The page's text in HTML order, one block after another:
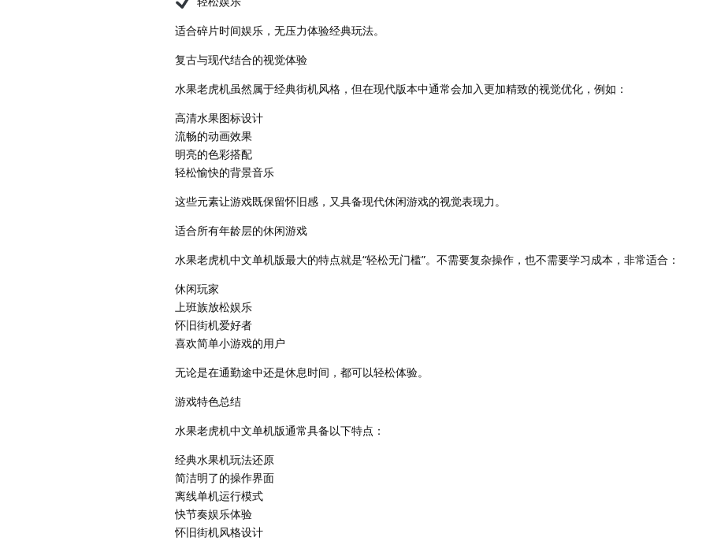
适合碎片时间娱乐，无压力体验经典玩法。
复古与现代结合的视觉体验
水果老虎机虽然属于经典街机风格，但在现代版本中通常会加入更加精致的视觉优化，例如：
高清水果图标设计
流畅的动画效果
明亮的色彩搭配
轻松愉快的背景音乐
这些元素让游戏既保留怀旧感，又具备现代休闲游戏的视觉表现力。
适合所有年龄层的休闲游戏
水果老虎机中文单机版最大的特点就是“轻松无门槛”。不需要复杂操作，也不需要学习成本，非常适合：
休闲玩家
上班族放松娱乐
怀旧街机爱好者
喜欢简单小游戏的用户
无论是在通勤途中还是休息时间，都可以轻松体验。
游戏特色总结
水果老虎机中文单机版通常具备以下特点：
经典水果机玩法还原
简洁明了的操作界面
离线单机运行模式
快节奏娱乐体验
怀旧街机风格设计